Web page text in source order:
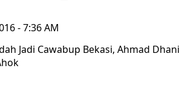
- 7:36 AM